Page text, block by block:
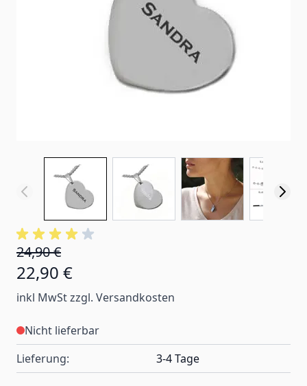
24,90 €
22,90 €
inkl MwSt zzgl. Versandkosten
Nicht lieferbar
Lieferung:
3-4 Tage